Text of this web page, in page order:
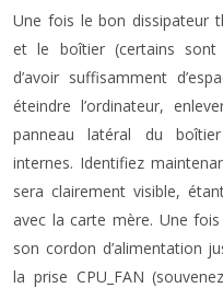
Une fois le bon dissipateur
et le boîtier (certains sont
d’avoir suffisamment
éteindre l’ordinateur,
panneau latéral du
internes. Identifiez
sera clairement visible,
avec la carte mère. Une
son cordon d’alimentation
la prise CPU_FAN